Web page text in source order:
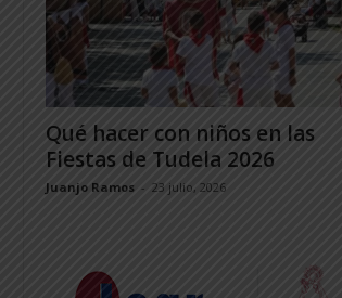
Qué hacer con niños en las
Fiestas de Tudela 2026
Juanjo Ramos - 23 julio, 2026